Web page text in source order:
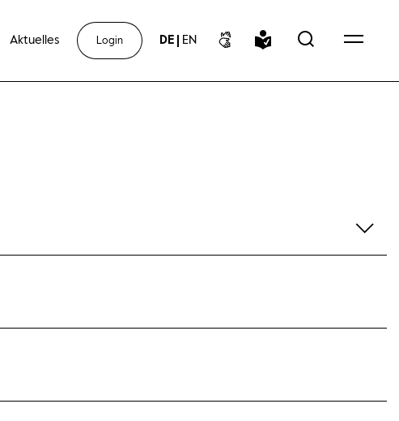
Aktuelles Login DE EN